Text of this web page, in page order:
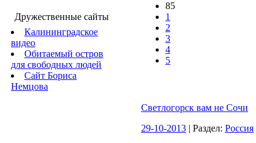
Дружественные сайты
Калининградское
видео
Обитаемый остров
для свободных людей
Сайт Бориса
Немцова
85
1
2
3
4
5
Светлогорск вам не Сочи
29-10-2013 | Раздел: Россия